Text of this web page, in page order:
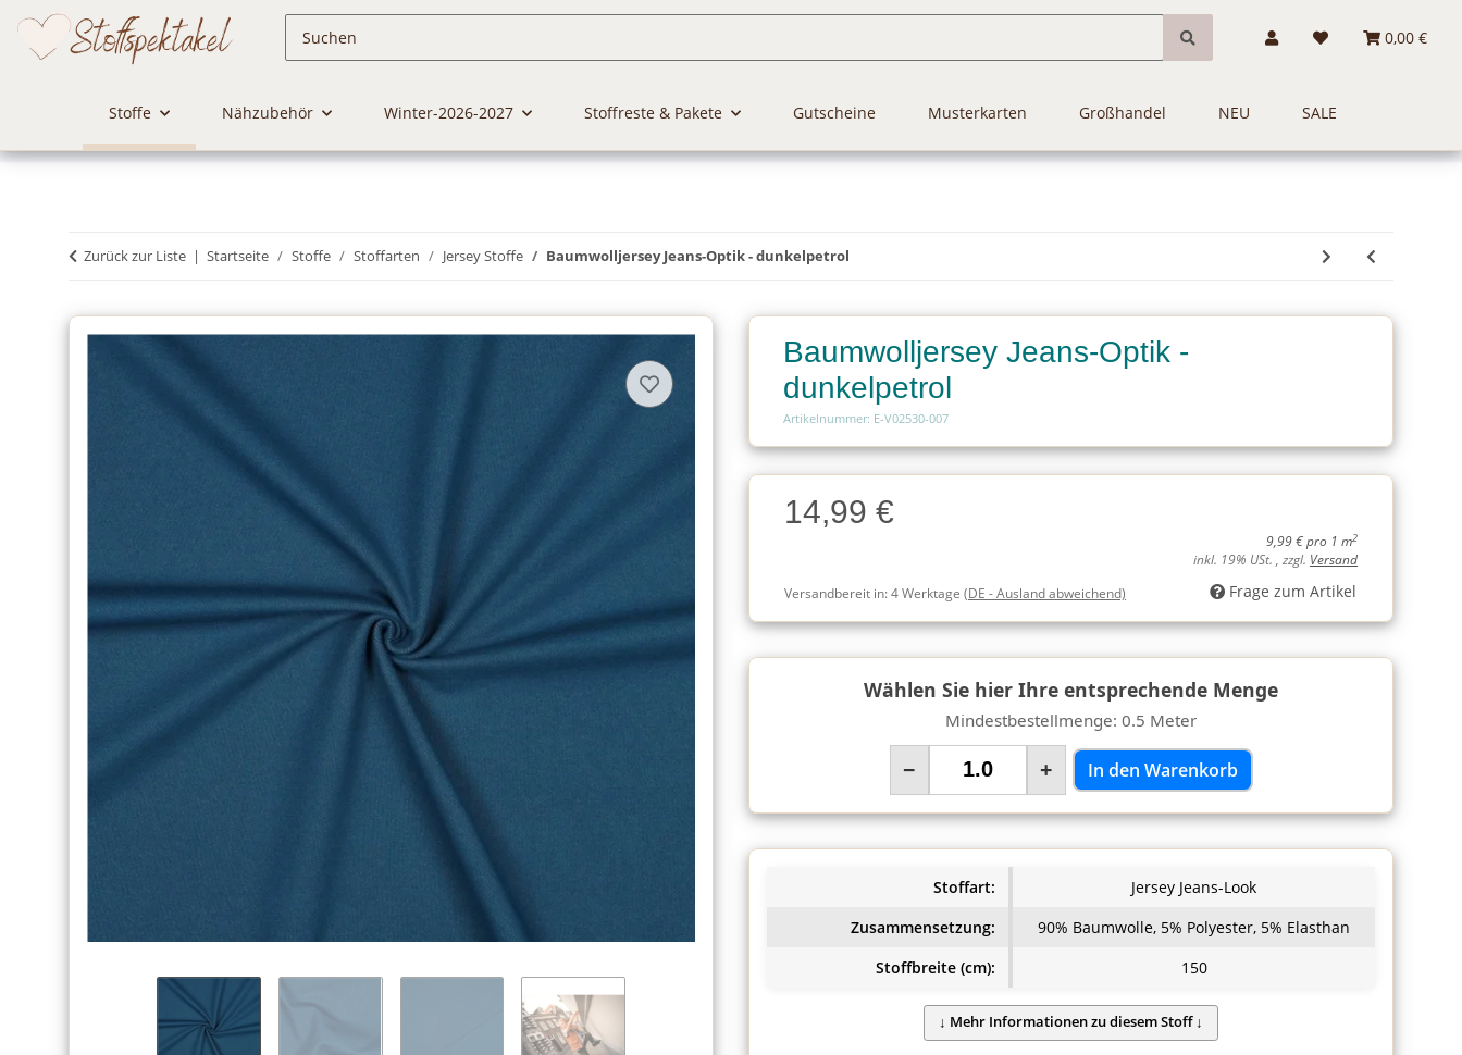
0,00 €
Stoffe Nähzubehör Winter-2026-2027 Stoffreste & Pakete Gutscheine Musterkarten Großhandel NEU SALE
Zurück zur Liste Startseite Stoffe Stoffarten Jersey Stoffe Baumwolljersey Jeans-Optik - dunkelpetrol
Baumwolljersey Jeans-Optik -
dunkelpetrol
Artikelnummer: E-V02530-007
Charge
Charge14,99 €
9,99 € pro 1 m2
inkl. 19% USt. , zzgl. Versand
Versandbereit in:4 Werktage (DE - Ausland abweichend) Frage zum Artikel
Wählen Sie hier Ihre entsprechende Menge
Mindestbestellmenge: 0.5 Meter
− + In den Warenkorb
Stoffart:
Jersey Jeans-Look
Zusammensetzung:
90% Baumwolle, 5% Polyester, 5% Elasthan
Stoffbreite (cm):
150